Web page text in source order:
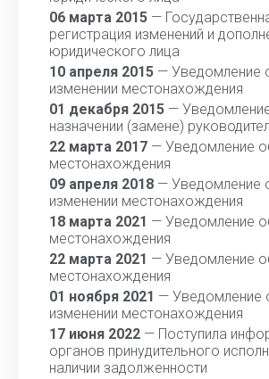
06 марта 2015 —
регистрация изменений и
юридического лица
10 апреля 2015 — Уведомление
изменении местонахождения
01 декабря 2015 —
назначении (замене)
22 марта 2017 — Уведомление
местонахождения
09 апреля 2018 — Уведомление
изменении местонахождения
18 марта 2021 — Уведомление
местонахождения
22 марта 2021 — Уведомление
местонахождения
01 ноября 2021 — Уведомление
изменении местонахождения
17 июня 2022 — Поступила
органов принудительного
наличии задолженности